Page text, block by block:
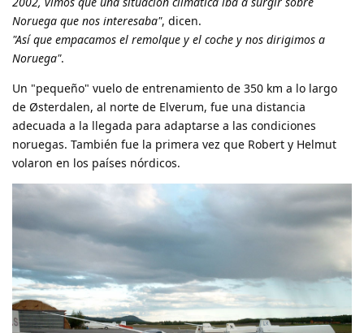
Noruega que nos interesaba", dicen.
"Así que empacamos el remolque y el coche y nos dirigimos a
Noruega".
Un "pequeño" vuelo de entrenamiento de 350 km a lo largo
de Østerdalen, al norte de Elverum, fue una distancia
adecuada a la llegada para adaptarse a las condiciones
noruegas. También fue la primera vez que Robert y Helmut
volaron en los países nórdicos.